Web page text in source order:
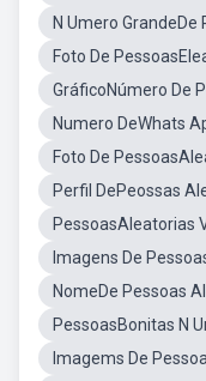
N Umero GrandeDe
Foto De
GráficoNúmero De
Numero DeWhats
Foto De
Perfil DePeossas
PessoasAleatorias
Imagens De
NomeDe Pessoas
PessoasBonitas N
Imagems De